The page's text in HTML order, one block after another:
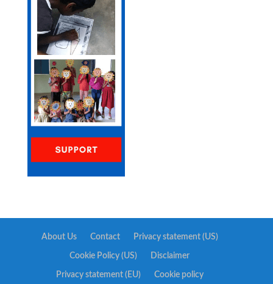
About Us Contact Privacy statement (US)
Cookie Policy (US) Disclaimer
Privacy statement (EU) Cookie policy